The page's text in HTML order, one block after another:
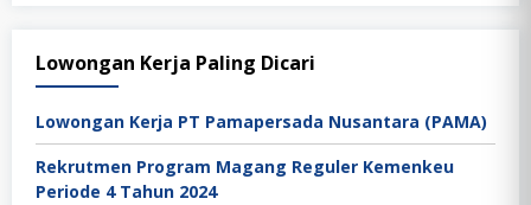
Lowongan Kerja Paling Dicari
Lowongan Kerja PT Pamapersada Nusantara (PAMA)
Rekrutmen Program Magang Reguler Kemenkeu
Periode 4 Tahun 2024